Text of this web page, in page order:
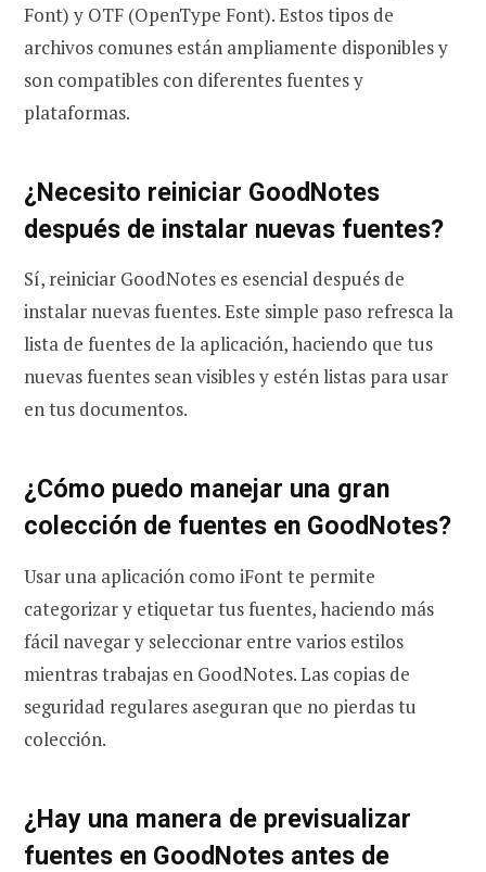
Font) y OTF (OpenType Font). Estos tipos de
archivos comunes están ampliamente disponibles y
son compatibles con diferentes fuentes y
plataformas.
¿Necesito reiniciar GoodNotes
después de instalar nuevas fuentes?
Sí, reiniciar GoodNotes es esencial después de
instalar nuevas fuentes. Este simple paso refresca la
lista de fuentes de la aplicación, haciendo que tus
nuevas fuentes sean visibles y estén listas para usar
en tus documentos.
¿Cómo puedo manejar una gran
colección de fuentes en GoodNotes?
Usar una aplicación como iFont te permite
categorizar y etiquetar tus fuentes, haciendo más
fácil navegar y seleccionar entre varios estilos
mientras trabajas en GoodNotes. Las copias de
seguridad regulares aseguran que no pierdas tu
colección.
¿Hay una manera de previsualizar
fuentes en GoodNotes antes de